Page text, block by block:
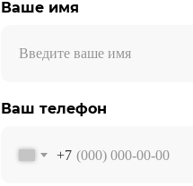
Ваше имя
Ваш телефон
+7